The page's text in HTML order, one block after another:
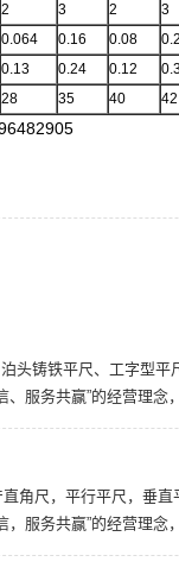
2 3 2 3
0.064 0.16 0.08
0.13 0.24 0.12
28 35 40 42
头铸铁平尺、工字型
服务共赢”的经营理念
角尺，平行平尺，垂
服务共赢”的经营理念